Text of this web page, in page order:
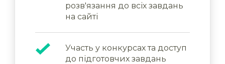
розв'язання до всіх завдань
на сайті
Участь у конкурсах та доступ
до підготовчих завдань